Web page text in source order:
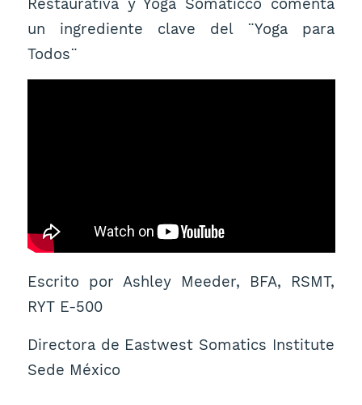
Restaurativa y Yoga Somáticco comenta
un ingrediente clave del ¨Yoga para
Todos¨
Escrito por Ashley Meeder, BFA, RSMT,
RYT E-500
Directora de Eastwest Somatics Institute
Sede México